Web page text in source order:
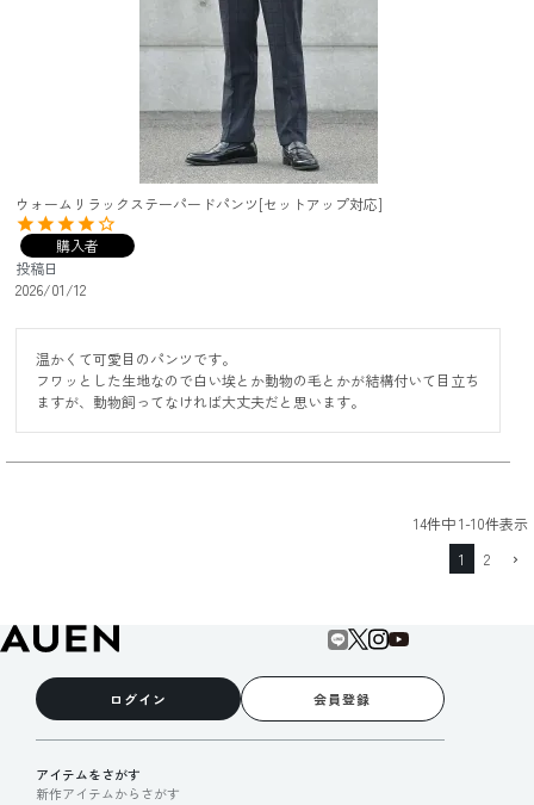
ウォームリラックステーパードパンツ[セットアップ対応]
購入者
投稿日
2026/01/12
温かくて可愛目のパンツです。
フワッとした生地なので白い埃とか動物の毛とかが結構付いて目立ち
ますが、動物飼ってなければ大丈夫だと思います。
14件中1-10件表示
1
2
ログイン 会員登録
アイテムをさがす
新作アイテムからさがす